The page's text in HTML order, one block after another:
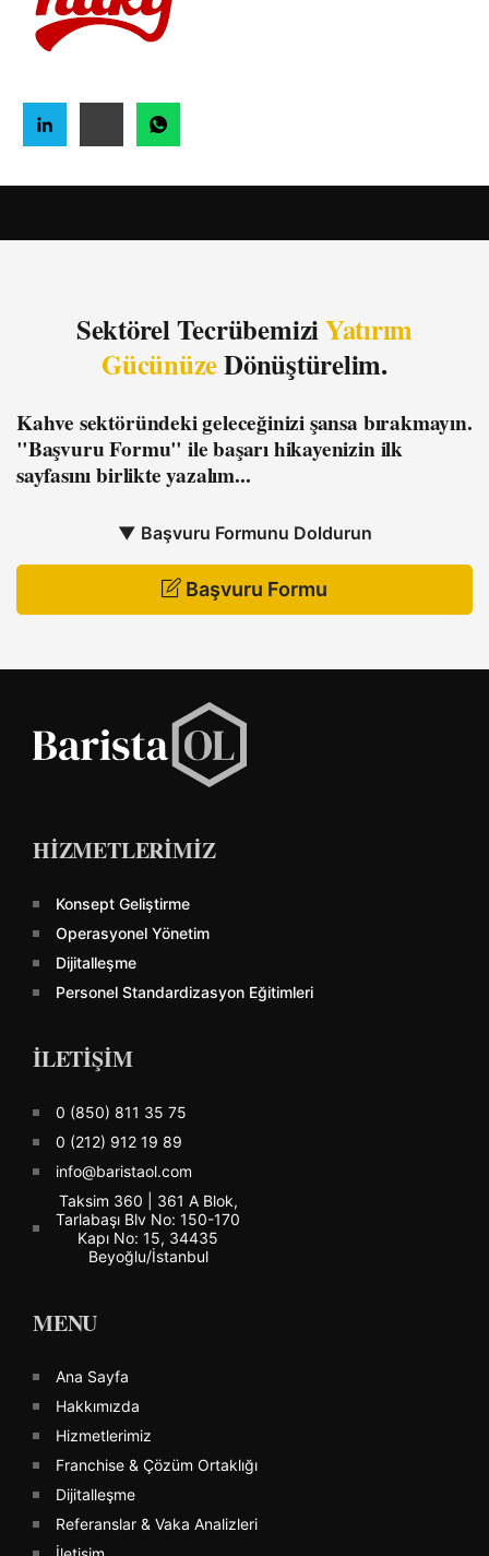
Sektörel TecrübemiziYatırım
GücünüzeDönüştürelim.
Kahve sektöründeki geleceğinizi şansa bırakmayın.
"Başvuru Formu" ile başarı hikayenizin ilk
sayfasını birlikte yazalım...
▼ Başvuru Formunu Doldurun
Başvuru Formu
HİZMETLERİMİZ
Konsept Geliştirme
Operasyonel Yönetim
Dijitalleşme
Personel Standardizasyon Eğitimleri
İLETİŞİM
0 (850) 811 35 75
0 (212) 912 19 89
info@baristaol.com
Taksim 360 | 361 A Blok,
Tarlabaşı Blv No: 150-170
Kapı No: 15, 34435
Beyoğlu/İstanbul
MENU
Ana Sayfa
Hakkımızda
Hizmetlerimiz
Franchise & Çözüm Ortaklığı
Dijitalleşme
Referanslar & Vaka Analizleri